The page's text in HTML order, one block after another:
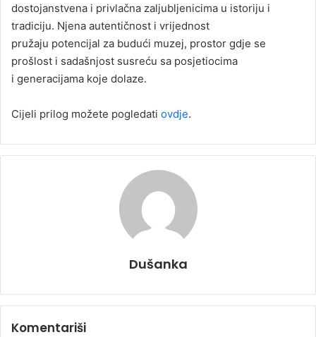
dostojanstvena i privlačna zaljubljenicima u istoriju i
tradiciju. Njena autentičnost i vrijednost
pružaju potencijal za budući muzej, prostor gdje se
prošlost i sadašnjost susreću sa posjetiocima
i generacijama koje dolaze.
Cijeli prilog možete pogledati ovdje.
Dušanka
Komentariši